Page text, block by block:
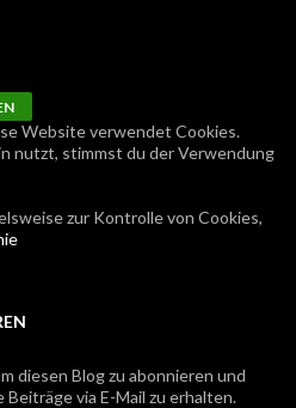
Website verwendet Cookies.
nutzt, stimmst du der Verwendung
zur Kontrolle von Cookies,
diesen Blog zu abonnieren und
via E-Mail zu erhalten.